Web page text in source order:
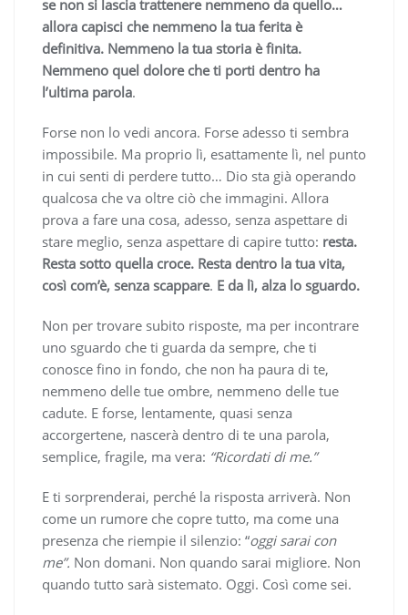
se non si lascia trattenere nemmeno da quello…
allora capisci che nemmeno la tua ferita è
definitiva. Nemmeno la tua storia è finita.
Nemmeno quel dolore che ti porti dentro ha
l’ultima parola.
Forse non lo vedi ancora. Forse adesso ti sembra
impossibile. Ma proprio lì, esattamente lì, nel punto
in cui senti di perdere tutto… Dio sta già operando
qualcosa che va oltre ciò che immagini. Allora
prova a fare una cosa, adesso, senza aspettare di
stare meglio, senza aspettare di capire tutto: resta.
Resta sotto quella croce. Resta dentro la tua vita,
così com’è, senza scappare. E da lì, alza lo sguardo.
Non per trovare subito risposte, ma per incontrare
uno sguardo che ti guarda da sempre, che ti
conosce fino in fondo, che non ha paura di te,
nemmeno delle tue ombre, nemmeno delle tue
cadute. E forse, lentamente, quasi senza
accorgertene, nascerà dentro di te una parola,
semplice, fragile, ma vera: “Ricordati di me.”
E ti sorprenderai, perché la risposta arriverà. Non
come un rumore che copre tutto, ma come una
presenza che riempie il silenzio: “oggi sarai con
me”. Non domani. Non quando sarai migliore. Non
quando tutto sarà sistemato. Oggi. Così come sei.